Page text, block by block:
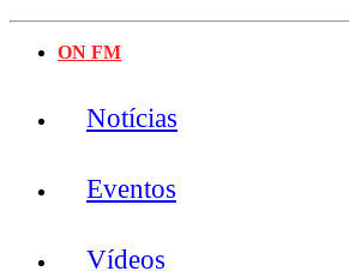
ON FM
Notícias
Eventos
Vídeos